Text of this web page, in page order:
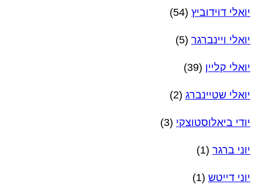
יואלי דוידוביץ (54)
יואלי ויינברגר (5)
יואלי קליין (39)
יואלי שטיינברג (2)
יודי ביאלוסטוצקי (3)
יוני ברגר (1)
יוני דייטש (1)